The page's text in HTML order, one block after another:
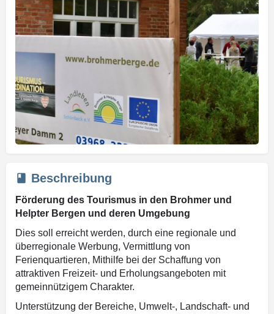
Beschreibung
Förderung des Tourismus in den Brohmer und
Helpter Bergen und deren Umgebung
Dies soll erreicht werden, durch eine regionale und
überregionale Werbung, Vermittlung von
Ferienquartieren, Mithilfe bei der Schaffung von
attraktiven Freizeit- und Erholungsangeboten mit
gemeinnützigem Charakter.
Unterstützung der Bereiche, Umwelt-, Landschaft- und